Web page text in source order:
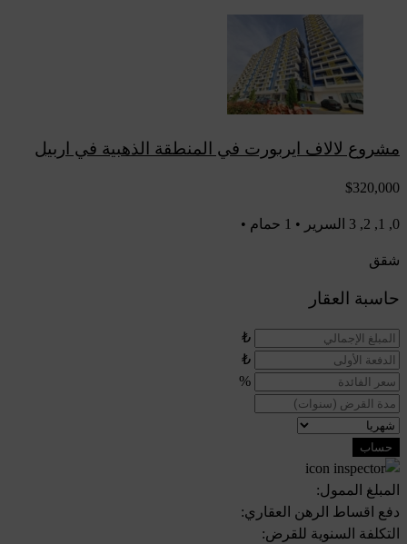
مشروع لالاف ايربورت في المنطقة الذهبية في اربيل
$320,000
0, 1, 2, 3 السرير • 1 حمام •
شقق
حاسبة العقار
₺
₺
%
حساب
المبلغ الممول:
دفع اقساط الرهن العقاري:
التكلفة السنوية للقرض: